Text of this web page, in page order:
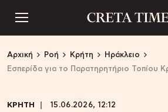
Αρχική Ροή Κρήτη
Ηράκλειο
Εσπερίδα για το Παρατηρητήριο Τοπίου
ΚΡΗΤΗ 15.06.2026, 12:12